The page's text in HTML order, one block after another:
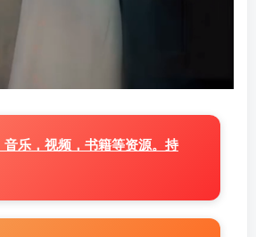
音乐，视频，书籍等资源。持